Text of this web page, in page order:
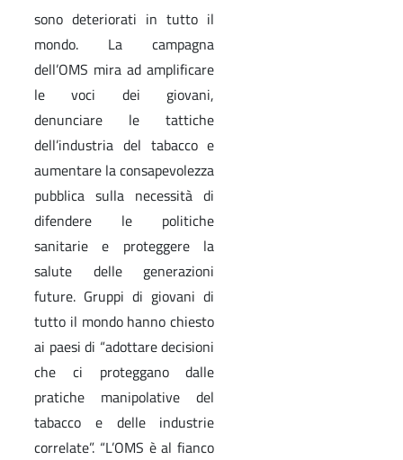
sono deteriorati in tutto il
mondo. La campagna
dell’OMS mira ad amplificare
le voci dei giovani,
denunciare le tattiche
dell’industria del tabacco e
aumentare la consapevolezza
pubblica sulla necessità di
difendere le politiche
sanitarie e proteggere la
salute delle generazioni
future. Gruppi di giovani di
tutto il mondo hanno chiesto
ai paesi di “adottare decisioni
che ci proteggano dalle
pratiche manipolative del
tabacco e delle industrie
correlate”. “L’OMS è al fianco